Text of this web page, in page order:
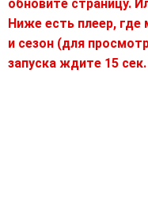
обновите страницу.
Ниже есть плеер,
и сезон (для
запуска ждите 15 сек.